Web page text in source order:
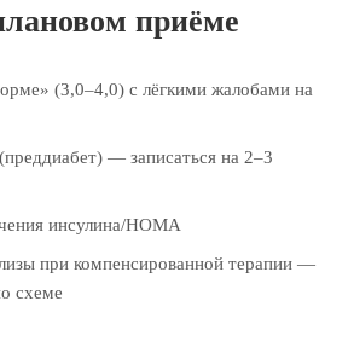
приёме
(3,0–4,0) с лёгкими жалобами на
— записаться на 2–3
инсулина/HOMA
при компенсированной терапии —
схеме